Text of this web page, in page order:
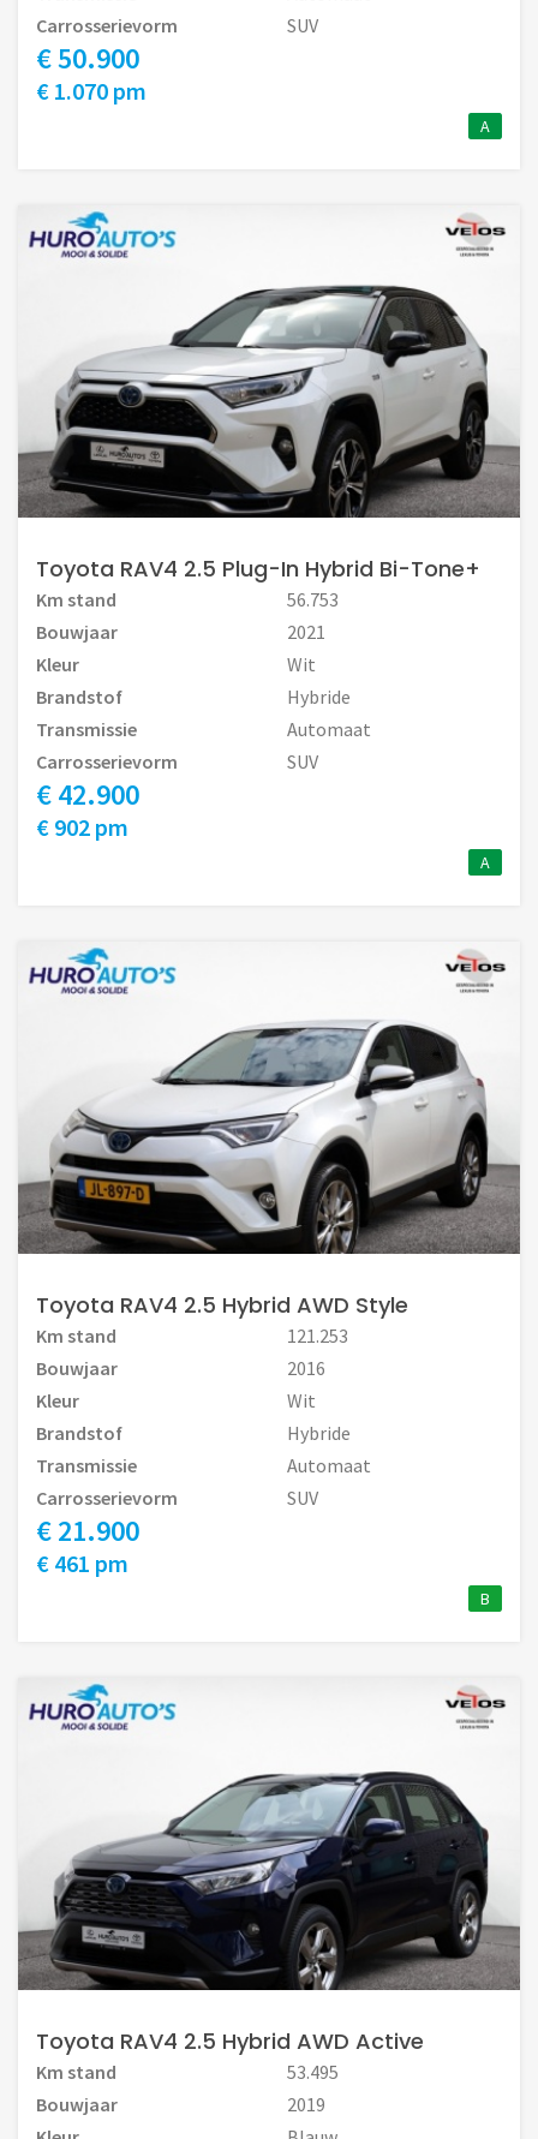
Carrosserievorm
SUV
€ 50.900
€ 1.070 pm
A
Toyota RAV4 2.5 Plug-In Hybrid Bi-Tone+
Km stand
56.753
Bouwjaar
2021
Kleur
Wit
Brandstof
Hybride
Transmissie
Automaat
Carrosserievorm
SUV
€ 42.900
€ 902 pm
A
Toyota RAV4 2.5 Hybrid AWD Style
Km stand
121.253
Bouwjaar
2016
Kleur
Wit
Brandstof
Hybride
Transmissie
Automaat
Carrosserievorm
SUV
€ 21.900
€ 461 pm
B
Toyota RAV4 2.5 Hybrid AWD Active
Km stand
53.495
Bouwjaar
2019